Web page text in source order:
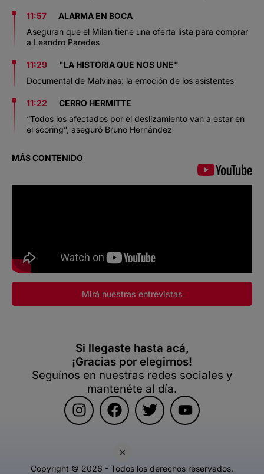
×
11:57
ALARMA EN BOCA
Aseguran que el Milan tiene una oferta lista para comprar
a Leandro Paredes
11:29
"LA HISTORIA QUE NOS UNE"
Documental de Malvinas: la emoción de los asistentes
11:22
CERRO HERMITTE
“Todos los afectados por el deslizamiento van a estar en
el scoring”, aseguró Bruno Hernández
MÁS CONTENIDO
Mirá nuestras entrevistas
Si llegaste hasta acá,
¡Gracias por elegirnos!
Seguínos en nuestras redes sociales y
mantenéte al día.
Copyright © 2026 - Todos los derechos reservados.